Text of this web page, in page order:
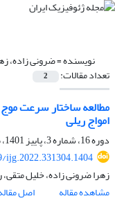
نویسنده =ضرونی زاده،
تعداد مقالات: 2
مطالعه ساختار سرعت
امواج ریلی
دوره 16، شماره 3، پاییز 1401، صفحه
ijg.2022.331304.1404
زهرا ضرونی زاده، خلیل
مشاهده مقاله
اصل